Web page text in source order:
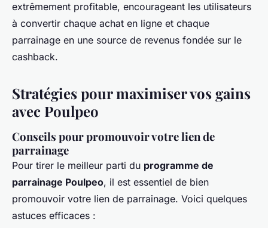
extrêmement profitable, encourageant les utilisateurs
à convertir chaque achat en ligne et chaque
parrainage en une source de revenus fondée sur le
cashback.
Stratégies pour maximiser vos gains
avec Poulpeo
Conseils pour promouvoir votre lien de
parrainage
Pour tirer le meilleur parti du programme de
parrainage Poulpeo, il est essentiel de bien
promouvoir votre lien de parrainage. Voici quelques
astuces efficaces :